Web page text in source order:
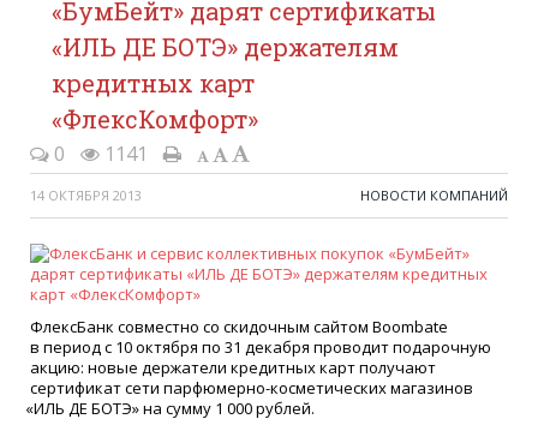
«БумБейт» дарят сертификаты
«ИЛЬ ДЕ БОТЭ» держателям
кредитных карт
«ФлексКомфорт»
0 1141
14 ОКТЯБРЯ 2013 НОВОСТИ КОМПАНИЙ
ФлексБанк совместно со скидочным сайтом Boombate
в период с 10 октября по 31 декабря проводит подарочную
акцию: новые держатели кредитных карт получают
сертификат сети парфюмерно-косметических магазинов
«ИЛЬ ДЕ БОТЭ» на сумму 1 000 рублей.